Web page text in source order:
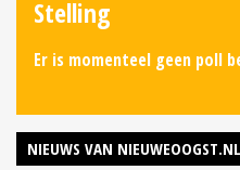
Stelling
Er is momenteel geen poll
NIEUWS VAN NIEUWEOOGST.NL